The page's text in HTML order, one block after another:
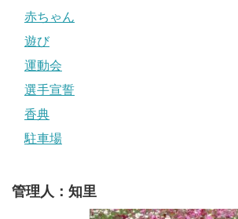
赤ちゃん
遊び
運動会
選手宣誓
香典
駐車場
管理人：知里